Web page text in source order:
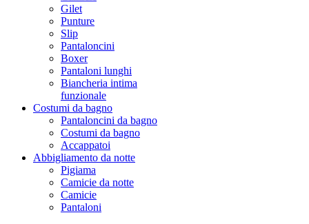
Gilet
Punture
Slip
Pantaloncini
Boxer
Pantaloni lunghi
Biancheria intima
funzionale
Costumi da bagno
Pantaloncini da bagno
Costumi da bagno
Accappatoi
Abbigliamento da notte
Pigiama
Camicie da notte
Camicie
Pantaloni